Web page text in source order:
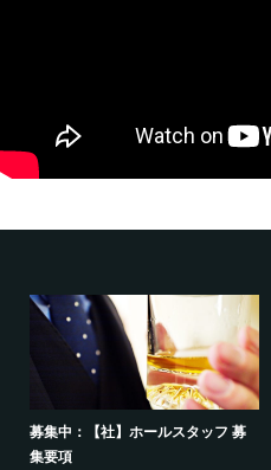
募集中：【社】ホールスタッフ 募
集要項